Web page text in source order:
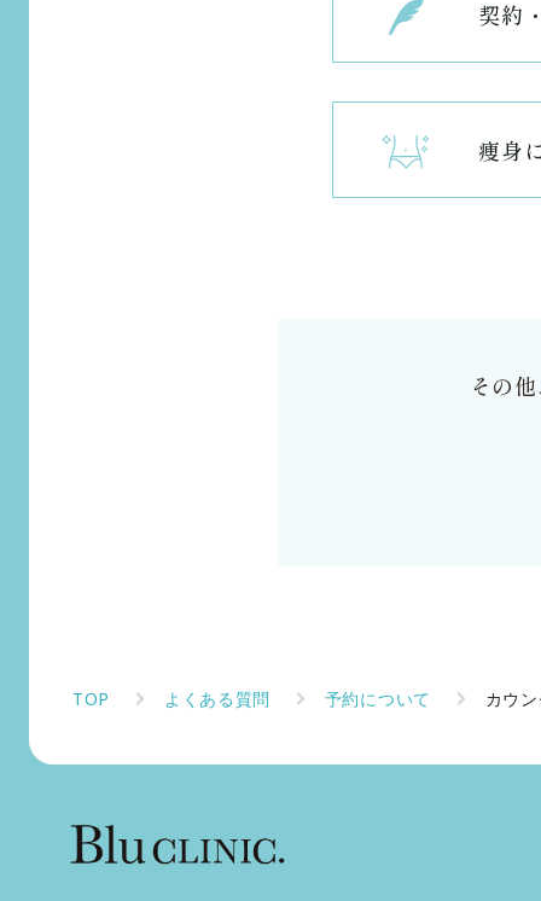
契約
痩身
その
TOP よくある質問 予約について カウ